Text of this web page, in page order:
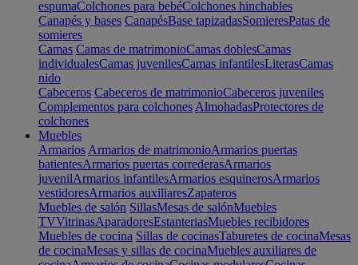
espumaColchones para bebéColchones hinchables
Canapés y bases CanapésBase tapizadasSomieresPatas de
somieres
Camas Camas de matrimonioCamas doblesCamas
individualesCamas juvenilesCamas infantilesLiterasCamas
nido
Cabeceros Cabeceros de matrimonioCabeceros juveniles
Complementos para colchones AlmohadasProtectores de
colchones
Muebles
Armarios Armarios de matrimonioArmarios puertas
batientesArmarios puertas correderasArmarios
juvenilArmarios infantilesArmarios esquinerosArmarios
vestidoresArmarios auxiliaresZapateros
Muebles de salón SillasMesas de salónMuebles
TVVitrinasAparadoresEstanteriasMuebles recibidores
Muebles de cocina Sillas de cocinasTaburetes de cocinaMesas
de cocinaMesas y sillas de cocinaMuebles auxiliares de